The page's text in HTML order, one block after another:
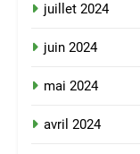
juillet 2024
juin 2024
mai 2024
avril 2024